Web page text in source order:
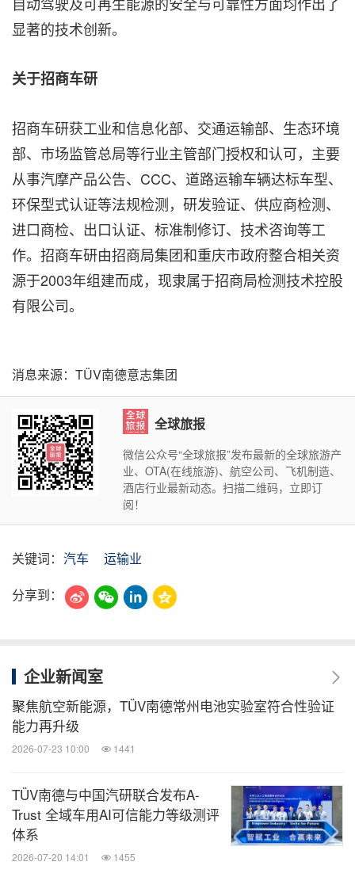
显著的技术创新。
关于招商车研
招商车研获工业和信息化部、交通运输部、生态环境
部、市场监管总局等行业主管部门授权和认可，主要
从事汽摩产品公告、CCC、道路运输车辆达标车型、
环保型式认证等法规检测，研发验证、供应商检测、
进口商检、出口认证、标准制修订、技术咨询等工
作。招商车研由招商局集团和重庆市政府整合相关资
源于2003年组建而成，现隶属于招商局检测技术控股
有限公司。
消息来源：TÜV南德意志集团
全球旅报
微信公众号“全球旅报”发布最新的全球旅游产
业、OTA(在线旅游)、航空公司、飞机制造、
酒店行业最新动态。扫描二维码，立即订
阅！
关键词： 汽车
运输业
分享到：
企业新闻室
聚焦航空新能源，TÜV南德常州电池实验室符合性验证
能力再升级
2026-07-23 10:00 1441
TÜV南德与中国汽研联合发布A-
Trust 全域车用AI可信能力等级测评
体系
2026-07-20 14:01 1455